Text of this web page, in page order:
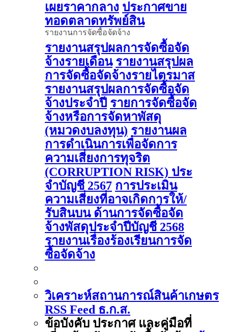
เผยราคากลาง ประกาศขาย
ทอดตลาดทรัพย์สิน
รายงานการจัดซื้อจัดจ้าง
รายงานสรุปผลการจัดซื้อจัด
จ้างรายเดือน รายงานสรุปผล
การจัดซื้อจัดจ้างรายไตรมาส
รายงานสรุปผลการจัดซื้อจัด
จ้างประจำปี รายการจัดซื้อจัด
จ้างหรือการจัดหาพัสดุ
(หมวดงบลงทุน) รายงานผล
การดําเนินการเพื่อจัดการ
ความเสี่ยงการทุจริต
(CORRUPTION RISK) ประ
จําบัญชี 2567 การประเมิน
ความเสี่ยงที่อาจเกิดการให้/
รับสินบน ด้านการจัดซื้อจัด
จ้างพัสดุประจําปีบัญชี 2568
รายงานเรื่องร้องเรียนการจัด
ซื้อจัดจ้าง
วิเคราะห์สถานการณ์สินค้าเกษตร
RSS Feed ธ.ก.ส.
ข้อบังคับ ประกาศ และคู่มือที่